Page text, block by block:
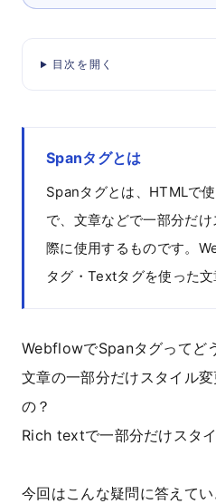
目次を開く
Spanタグとは
Spanタグとは、HTMLで
で、文章などで一部分だ
際に使用するものです。
タグ・Textタグを使った文
WebflowでSpanタグってど
文章の一部分だけスタイル
の？
Rich textで一部分だけスタ
今回はこんな疑問に答えてい